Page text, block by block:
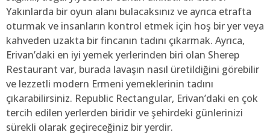
Yakınlarda bir oyun alanı bulacaksınız ve ayrıca etrafta
oturmak ve insanların kontrol etmek için hoş bir yer veya
kahveden uzakta bir fincanın tadını çıkarmak. Ayrıca,
Erivan’daki en iyi yemek yerlerinden biri olan Sherep
Restaurant var, burada lavaşın nasıl üretildiğini görebilir
ve lezzetli modern Ermeni yemeklerinin tadını
çıkarabilirsiniz. Republic Rectangular, Erivan’daki en çok
tercih edilen yerlerden biridir ve şehirdeki günlerinizi
sürekli olarak geçireceğiniz bir yerdir.